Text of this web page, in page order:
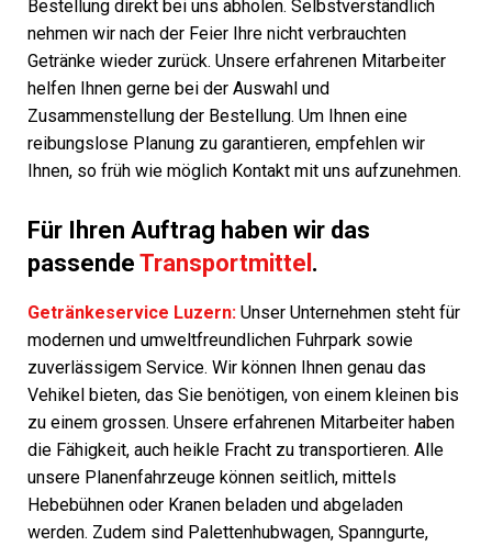
Bestellung direkt bei uns abholen. Selbstverständlich
nehmen wir nach der Feier Ihre nicht verbrauchten
Getränke wieder zurück. Unsere erfahrenen Mitarbeiter
helfen Ihnen gerne bei der Auswahl und
Zusammenstellung der Bestellung. Um Ihnen eine
reibungslose Planung zu garantieren, empfehlen wir
Ihnen, so früh wie möglich Kontakt mit uns aufzunehmen.
Für Ihren Auftrag haben wir das
passende Transportmittel .
Getränkeservice Luzern: Unser Unternehmen steht für
modernen und umweltfreundlichen Fuhrpark sowie
zuverlässigem Service. Wir können Ihnen genau das
Vehikel bieten, das Sie benötigen, von einem kleinen bis
zu einem grossen. Unsere erfahrenen Mitarbeiter haben
die Fähigkeit, auch heikle Fracht zu transportieren. Alle
unsere Planenfahrzeuge können seitlich, mittels
Hebebühnen oder Kranen beladen und abgeladen
werden. Zudem sind Palettenhubwagen, Spanngurte,